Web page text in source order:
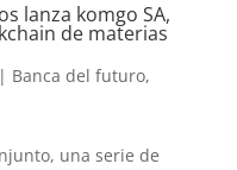
lanza komgo SA,
de materias
Banca del futuro,
una serie de